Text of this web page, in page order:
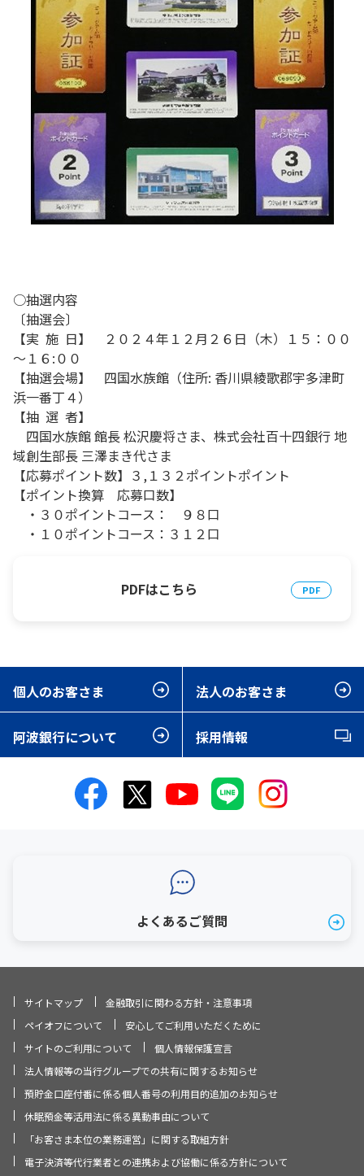
○抽選内容
〔抽選会〕
【実 施 日】 ２０２４年１２月２６日（木）１５：００
～１６:００
【抽選会場】 四国水族館（住所: 香川県綾歌郡宇多津町
浜一番丁４）
【抽 選 者】
四国水族館 館長 松沢慶将さま、株式会社百十四銀行 地
域創生部長 三澤まき代さま
【応募ポイント数】３,１３２ポイントポイント
【ポイント換算 応募口数】
・３０ポイントコース： ９８口
・１０ポイントコース：３１２口
PDFはこちら
個人のお客さま 法人のお客さま
阿波銀行について 採用情報
よくあるご質問
サイトマップ
金融取引に関わる方針・注意事項
ペイオフについて
安心してご利用いただくために
サイトのご利用について
個人情報保護宣言
法人情報等の当行グループでの共有に関するお知らせ
預貯金口座付番に係る個人番号の利用目的追加のお知らせ
休眠預金等活用法に係る異動事由について
「お客さま本位の業務運営」に関する取組方針
電子決済等代行業者との連携および協働に係る方針について